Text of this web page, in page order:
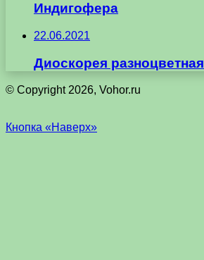
Индигофера
22.06.2021
Диоскорея разноцветная
© Copyright 2026, Vohor.ru
Кнопка «Наверх»